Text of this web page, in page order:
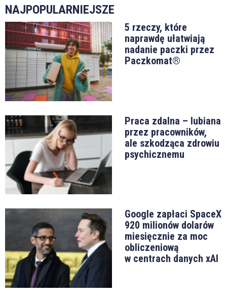
NAJPOPULARNIEJSZE
5 rzeczy, które
naprawdę ułatwiają
nadanie paczki przez
Paczkomat®
Praca zdalna – lubiana
przez pracowników,
ale szkodząca zdrowiu
psychicznemu
Google zapłaci SpaceX
920 milionów dolarów
miesięcznie za moc
obliczeniową
w centrach danych xAI